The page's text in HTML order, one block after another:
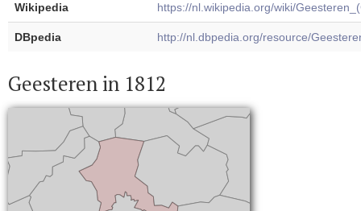
Wikipedia https://nl.wikipedia.org/wiki/
DBpedia http://nl.dbpedia.org/resource/
Geesteren in 1812